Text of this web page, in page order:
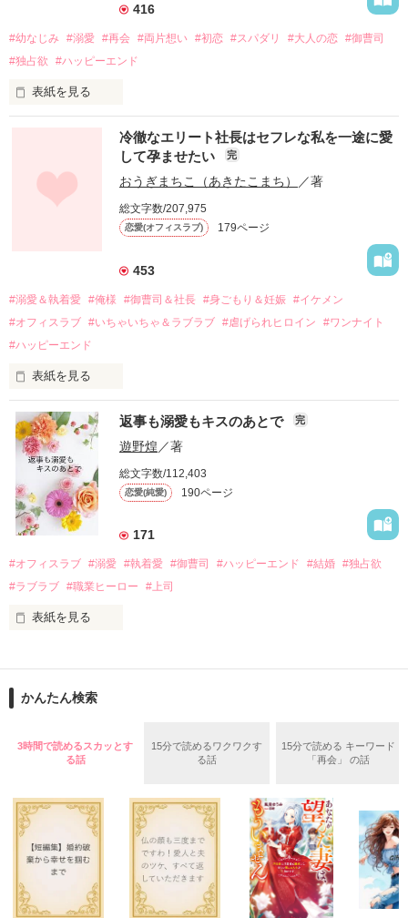
416
#幼なじみ #溺愛 #再会 #両片想い #初恋 #スパダリ #大人の恋 #御曹司
#独占欲
#ハッピーエンド
表紙を見る
幼なじみの哲平に淡い恋心を抱いていた美桜。
しかし、ある出来事をきっかけに二人の関係は壊れてしまう。
関係修復もできないまま、美桜は両親の離婚によって
引っ越すことになり、哲平とも離れ離れになった。
それから約十二年後。
過去の傷から、二度と会いたくないと思っていた哲平に
運命のような再会を果たす。
酔った勢いで一夜を共にしてしまった。
さらに、美桜が初めてだと知った哲平は
『責任をとる、結婚しよう』と真っ直ぐに告げてきた。
戸惑う美桜とは裏腹に、好きという気持ちを隠すことなく
甘やかしてくる。
そんなある日、哲平は美桜がストーカー被害に
遭っていることを知る。
美桜を守るため、哲平は同居を提案してきて――。
夏木美桜(なつきみお)
鳴海哲平 (なるみてっぺい)
2026.6.5～2026.7.25
＊以前、公開していた話の改稿版です＊
作品を読む
冷徹なエリート社長はセフレな私を一途に愛
して孕ませたい
完
おうぎまちこ（あきたこまち） ／著
総文字数/207,975
恋愛(オフィスラブ) 179ページ
453
#溺愛＆執着愛 #俺様 #御曹司＆社長 #身ごもり＆妊娠 #イケメン
#オフィスラブ #いちゃいちゃ＆ラブラブ #虐げられヒロイン
#ワンナイト
#ハッピーエンド
表紙を見る
おかしな噂を流されて前の職場でうまくいかなかった梅田美
桜は、海外で傷心旅行をしていたところ、日本人美青年と出会
い、酒の勢いもあり一夜限りの関係となる。
帰国後、美桜は新しい職場でワンナイトした美青年と再会。
なんと彼の正体は、とある財閥御曹司にも関わらず、一族を離
れて起業した新進気鋭の実業家、社内でも冷徹だと評判な社長
――御影恭司その人だったのだ――！
なぜか恭司から飼い猫の世話係を命じられた美桜は、猫の世
の関係となってしまい――？
返事も溺愛もキスのあとで 完
遊野煌 ／著
総文字数/112,403
恋愛(純愛) 190ページ
171
#オフィスラブ #溺愛 #執着愛 #御曹司 #ハッピーエンド #結婚 #独占欲
#ラブラブ #職業ヒーロー #上司
表紙を見る
ションの企画戦略室で働いている。
めた、同期で恋人の石垣守（26）がいるのだが、後輩の姫原由
いた。
守と由羅から『便利屋雛子』と馬鹿にされ、一人こっそり泣い
た上、同居まで提案してきて──？
鷹哉『宜しくな、俺の雛子』🦅
雛子『俺の……ひぃ、雛子？！！！』🐥
シゴデキで冷徹な上司が見せる素顔は、なぜか想像以上に甘く
て……🐥💓🦅
かんたん検索
3時間で読めるスカッとす
る話
15分で読めるワクワクす
る話
15分で読める キーワード
「再会」 の話